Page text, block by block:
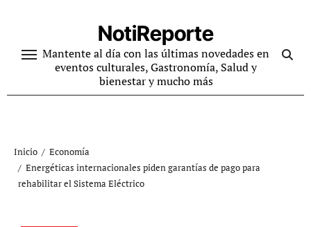
contenido
NotiReporte
Mantente al día con las últimas novedades en
eventos culturales, Gastronomía, Salud y
bienestar y mucho más
Inicio
Economía
Energéticas internacionales piden garantías de pago para
rehabilitar el Sistema Eléctrico